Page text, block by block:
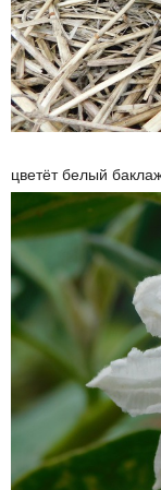
цветёт белый